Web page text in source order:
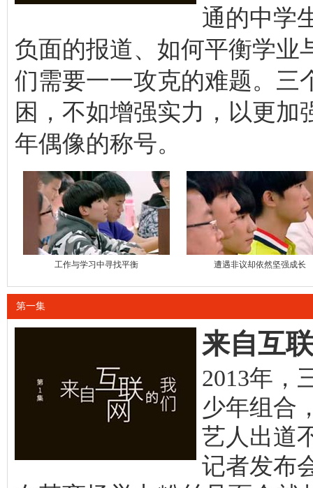
通的中学
负面的报道、如何平衡学业
们需要一一攻克的难题。三
困，不如增强实力，以更
年偶像的称号。
工作与学习中寻找平衡 遭遇非议却依然坚强成长
第一集
来自互
2013年，
少年组合
艺人出道
记者发布